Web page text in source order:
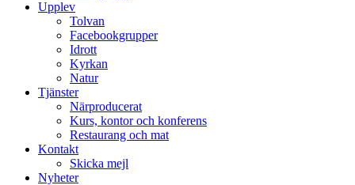
Upplev
Tolvan
Facebookgrupper
Idrott
Kyrkan
Natur
Tjänster
Närproducerat
Kurs, kontor och konferens
Restaurang och mat
Kontakt
Skicka mejl
Nyheter